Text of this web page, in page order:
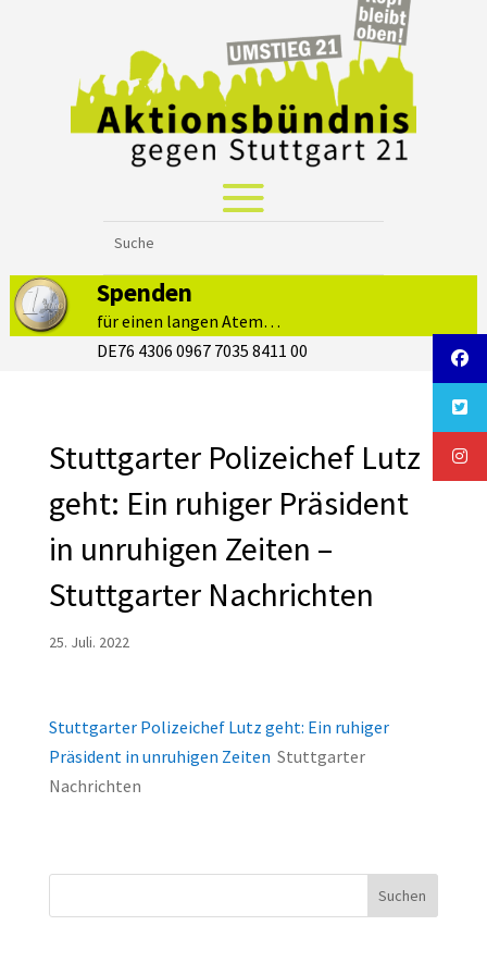
Spenden
für einen langen Atem…
DE76 4306 0967 7035 8411 00
Stuttgarter Polizeichef Lutz
geht: Ein ruhiger Präsident
in unruhigen Zeiten –
Stuttgarter Nachrichten
25. Juli. 2022
Stuttgarter Polizeichef Lutz geht: Ein ruhiger
Präsident in unruhigen Zeiten Stuttgarter
Nachrichten
Suchen